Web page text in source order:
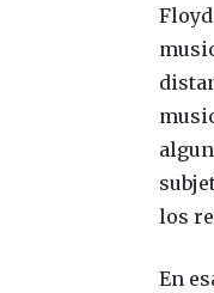
los
En